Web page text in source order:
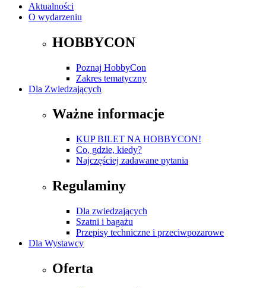
Aktualności
O wydarzeniu
HOBBYCON
Poznaj HobbyCon
Zakres tematyczny
Dla Zwiedzających
Ważne informacje
KUP BILET NA HOBBYCON!
Co, gdzie, kiedy?
Najczęściej zadawane pytania
Regulaminy
Dla zwiedzających
Szatni i bagażu
Przepisy techniczne i przeciwpozarowe
Dla Wystawcy
Oferta